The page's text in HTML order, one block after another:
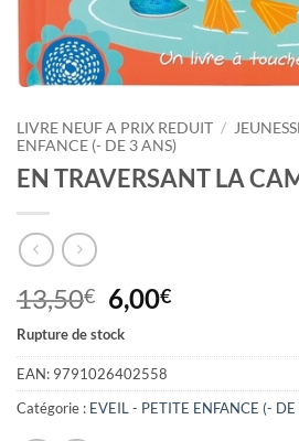
LIVRE NEUF A PRIX REDUIT /
ENFANCE (- DE 3 ANS)
EN TRAVERSANT LA
13,50€ Le
prix
initial
était :
13,50€.
6,00€Le
actuel
6,00€.
Rupture de stock
EAN: 9791026402558
Catégorie : EVEIL - PETITE ENFANCE (- DE